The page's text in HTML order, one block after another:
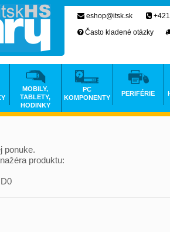
ponuke.
produktu:
eshop@itsk.sk
Často kladené otázky
MOBILY,
TABLETY,
HODINKY
PC
KOMPONENTY
PERIFÉRIE